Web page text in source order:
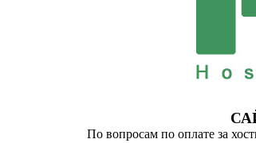
По вопросам по оплате за